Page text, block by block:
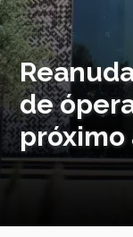
de
próximo